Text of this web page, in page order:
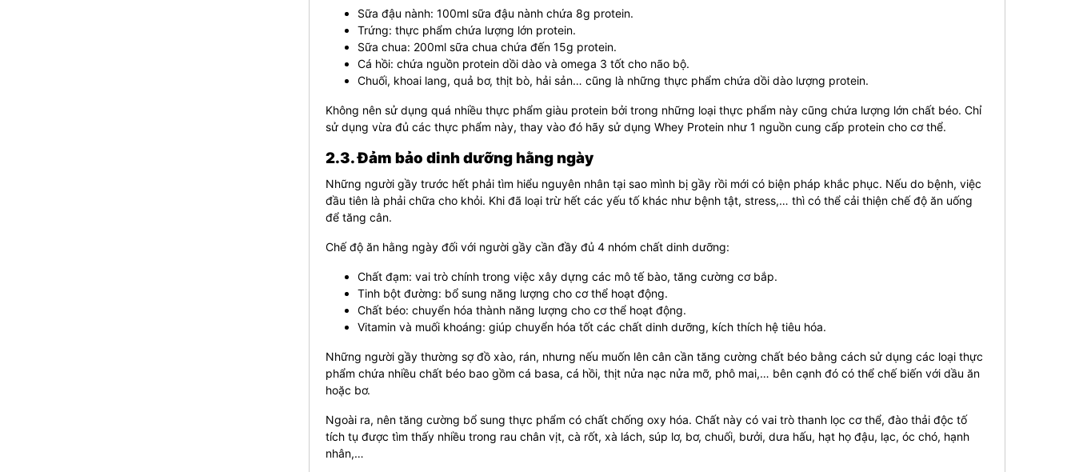
Sữa đậu nành: 100ml sữa đậu nành chứa 8g protein.
Trứng: thực phẩm chứa lượng lớn protein.
Sữa chua: 200ml sữa chua chứa đến 15g protein.
Cá hồi: chứa nguồn protein dồi dào và omega 3 tốt cho não bộ.
Chuối, khoai lang, quả bơ, thịt bò, hải sản… cũng là những thực phẩm chứa dồi dào lượng protein.
Không nên sử dụng quá nhiều thực phẩm giàu protein bởi trong những loại thực phẩm này cũng chứa lượng lớn chất béo. Chỉ
sử dụng vừa đủ các thực phẩm này, thay vào đó hãy sử dụng Whey Protein như 1 nguồn cung cấp protein cho cơ thể.
2.3. Đảm bảo dinh dưỡng hằng ngày
Những người gầy trước hết phải tìm hiểu nguyên nhân tại sao mình bị gầy rồi mới có biện pháp khắc phục. Nếu do bệnh, việc
đầu tiên là phải chữa cho khỏi. Khi đã loại trừ hết các yếu tố khác như bệnh tật, stress,… thì có thể cải thiện chế độ ăn uống
để tăng cân.
Chế độ ăn hằng ngày đối với người gầy cần đầy đủ 4 nhóm chất dinh dưỡng:
Chất đạm: vai trò chính trong việc xây dựng các mô tế bào, tăng cường cơ bắp.
Tinh bột đường: bổ sung năng lượng cho cơ thể hoạt động.
Chất béo: chuyển hóa thành năng lượng cho cơ thể hoạt động.
Vitamin và muối khoáng: giúp chuyển hóa tốt các chất dinh dưỡng, kích thích hệ tiêu hóa.
Những người gầy thường sợ đồ xào, rán, nhưng nếu muốn lên cân cần tăng cường chất béo bằng cách sử dụng các loại thực
phẩm chứa nhiều chất béo bao gồm cá basa, cá hồi, thịt nửa nạc nửa mỡ, phô mai,… bên cạnh đó có thể chế biến với dầu ăn
hoặc bơ.
Ngoài ra, nên tăng cường bổ sung thực phẩm có chất chống oxy hóa. Chất này có vai trò thanh lọc cơ thể, đào thải độc tố
tích tụ được tìm thấy nhiều trong rau chân vịt, cà rốt, xà lách, súp lơ, bơ, chuối, bưởi, dưa hấu, hạt họ đậu, lạc, óc chó, hạnh
nhân,…